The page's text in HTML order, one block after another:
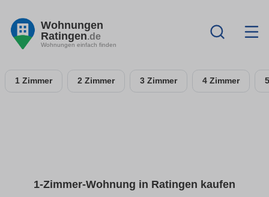
Wohnungen
Ratingen.de
Wohnungen einfach finden
1 Zimmer 2 Zimmer 3 Zimmer 4 Zimmer
1-Zimmer-Wohnung in Ratingen kaufen